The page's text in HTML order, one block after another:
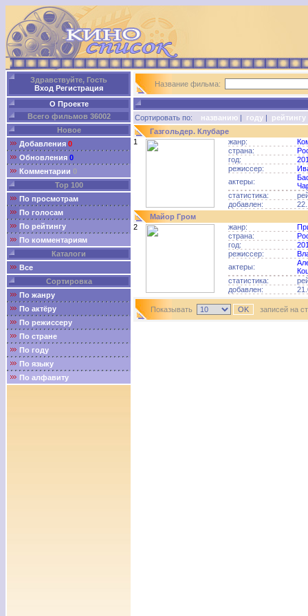
Здравствуйте, Гость
Вход Регистрация
О Проекте
Всего фильмов 36002
Новое
Добавления 0
Обновления 0
Комментарии 0
Top 100
По просмотрам
По голосам
По рейтингу
По комментариям
Каталоги
Все
Сортировка
По жанру
По актёру
По режиссеру
По стране
По году
По языку
По алфавиту
Название фильма:
Сортировать по: названию | году | рейтингу
Газгольдер. Клубаре
1
жанр:
страна:
год:
режиссер:
актеры:
статистика:
добавлен:
Майор Гром
2
жанр:
страна:
год:
режиссер:
актеры:
статистика:
добавлен:
Показывать записей на